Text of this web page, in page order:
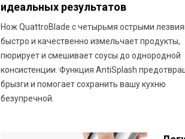
идеальных результатов
Нож QuattroBlade с четырьмя острыми
быстро и качественно измельчает продукты,
пюрирует и смешивает соусы до однородной
консистенции. Функция AntiSplash
брызги и помогает сохранить вашу кухню
безупречной.